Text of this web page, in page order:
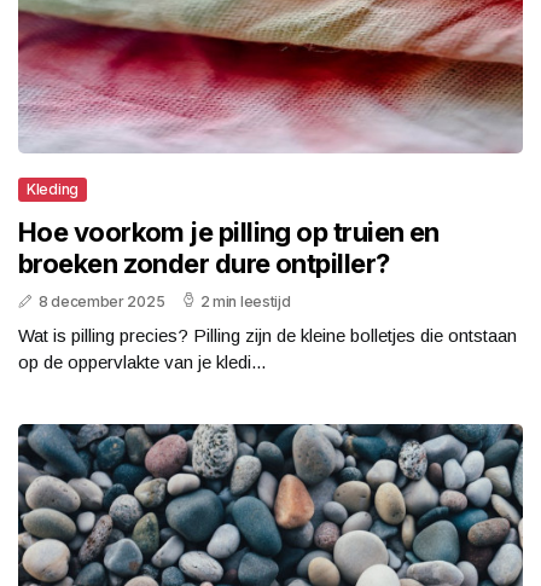
Kleding
Hoe voorkom je pilling op truien en
broeken zonder dure ontpiller?
8 december 2025 2 min leestijd
Wat is pilling precies? Pilling zijn de kleine bolletjes die ontstaan
op de oppervlakte van je kledi...